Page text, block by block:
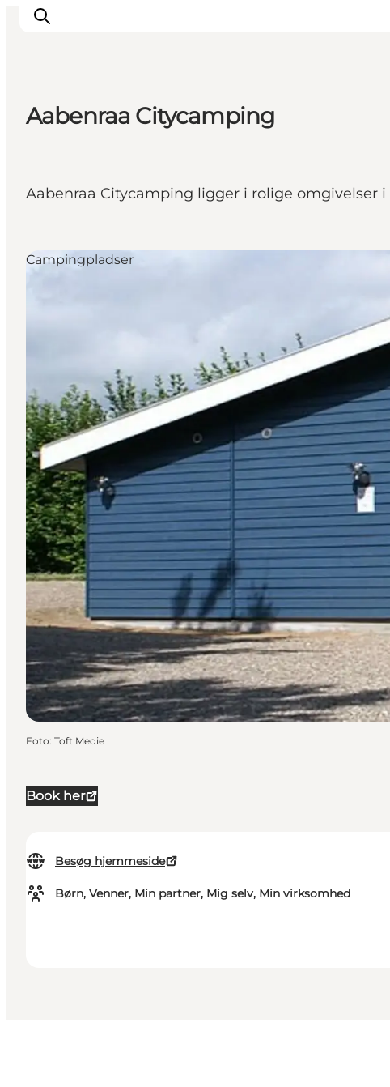
Det sker
Overnatning
Booking
Aabenraa Citycamping
Aabenraa Citycamping ligger i rolige omgivelser
Book her
Besøg hjemmeside
Børn, Venner, Min partner, Mig selv, Min virksomhed
Campingpladser
Foto: Toft Medie